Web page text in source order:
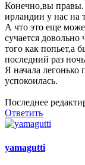
Конечно,вы правы.
ирландии у нас на
А что это еще
сучается довольно
того как попьет,а
последний раз
Я начала легонько
успокоилась.
Последнее
Ответить
yamagutti